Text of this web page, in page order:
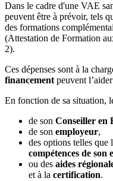
Dans le cadre d'une VAE
peuvent être à prévoir, tels
des formations
(Attestation de Formation
2).
Ces dépenses sont à la
financement peuvent
En fonction de sa situation,
de son Conseiller en
de son employeur,
des options telles que
compétences de son
ou des aides
et à la certification.